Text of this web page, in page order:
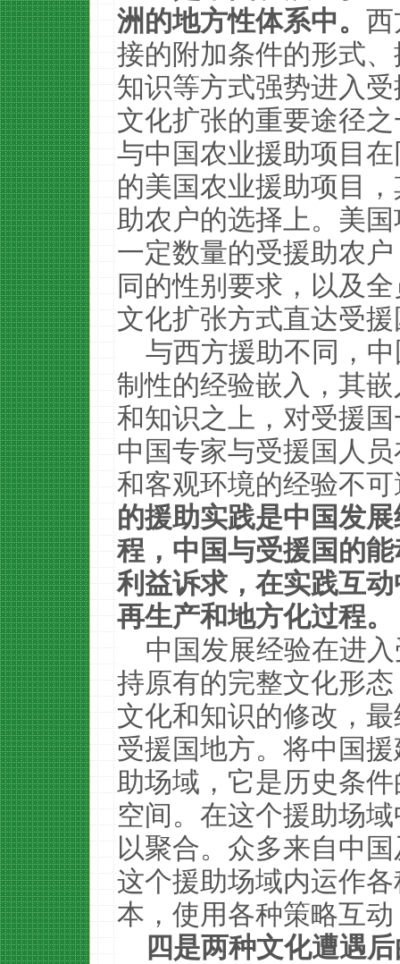
洲的地方性体系中。 西
接的附加条件的形式
知识等方式强势进入
文化扩张的重要途径
与中国农业援助项目
的美国农业援助项目
助农户的选择上。美
一定数量的受援助农
同的性别要求，以及
文化扩张方式直达受
与西方援助不同，
制性的经验嵌入，其
和知识之上，对受援
中国专家与受援国人
和客观环境的经验不
的援助实践是中国发
程，中国与受援国的
利益诉求，在实践互
再生产和地方化过程。
中国发展经验在进
持原有的完整文化形
文化和知识的修改，
受援国地方。将中国
助场域，它是历史条
空间。在这个援助场
以聚合。众多来自中
这个援助场域内运作
本，使用各种策略互
四是两种文化遭遇